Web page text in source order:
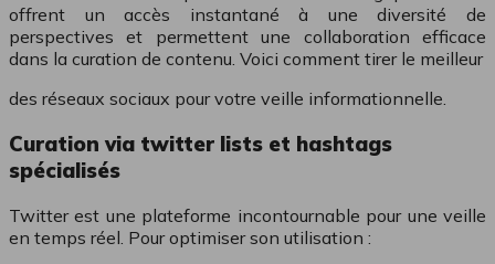
offrent un accès instantané à une diversité de
perspectives et permettent une collaboration efficace
dans la curation de contenu. Voici comment tirer le meilleur
des réseaux sociaux pour votre veille informationnelle.
Curation via twitter lists et hashtags
spécialisés
Twitter est une plateforme incontournable pour une veille
en temps réel. Pour optimiser son utilisation :